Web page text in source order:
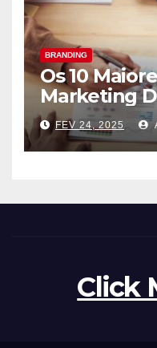
BRANDING
Os 10
Marketing
FEV 24, 2025
Click